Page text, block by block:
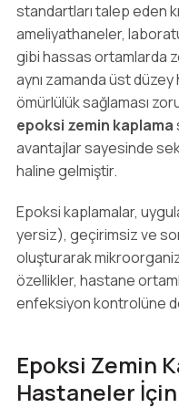
standartları talep eden
ameliyathaneler,
gibi hassas ortamlarda
aynı zamanda üst
ömürlülük sağlaması
epoksi zemin kaplama
avantajlar sayesinde
haline gelmiştir.
Epoksi kaplamalar,
yersiz), geçirimsiz ve
oluşturarak
özellikler, hastane
enfeksiyon kontrolüne
Epoksi Zemin
Hastaneler